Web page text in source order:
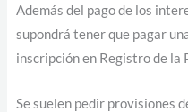
Además del pago de los
supondrá tener que pagar
inscripción en Registro de la
Se suelen pedir provisiones